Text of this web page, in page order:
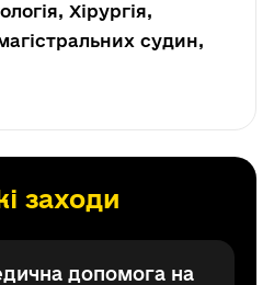
Хірургія,
судин,
заходи
допомога на